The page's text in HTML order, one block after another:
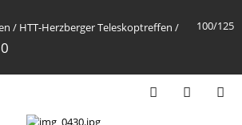
100/125
/ HTT-Herzberger Teleskoptreffen /